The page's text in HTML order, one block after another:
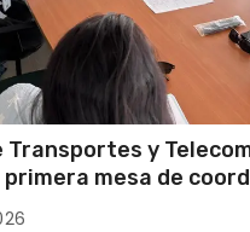
Transportes y
mesa de
en desuso en